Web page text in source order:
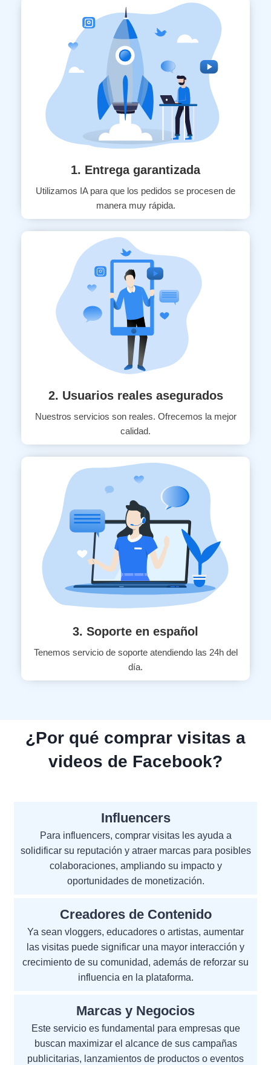
1. Entrega garantizada
Utilizamos IA para que los pedidos se procesen de
manera muy rápida.
2. Usuarios reales asegurados
Nuestros servicios son reales. Ofrecemos la mejor
calidad.
3. Soporte en español
Tenemos servicio de soporte atendiendo las 24h del
día.
¿Por qué comprar visitas a
videos de Facebook?
Influencers
Para influencers, comprar visitas les ayuda a
solidificar su reputación y atraer marcas para posibles
colaboraciones, ampliando su impacto y
oportunidades de monetización.
Creadores de Contenido
Ya sean vloggers, educadores o artistas, aumentar
las visitas puede significar una mayor interacción y
crecimiento de su comunidad, además de reforzar su
influencia en la plataforma.
Marcas y Negocios
Este servicio es fundamental para empresas que
buscan maximizar el alcance de sus campañas
publicitarias, lanzamientos de productos o eventos